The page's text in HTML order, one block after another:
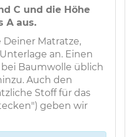
C und die Höhe
A aus.
Deiner Matratze,
an. Einen
Baumwolle üblich
Auch den
Stoff für das
geben wir